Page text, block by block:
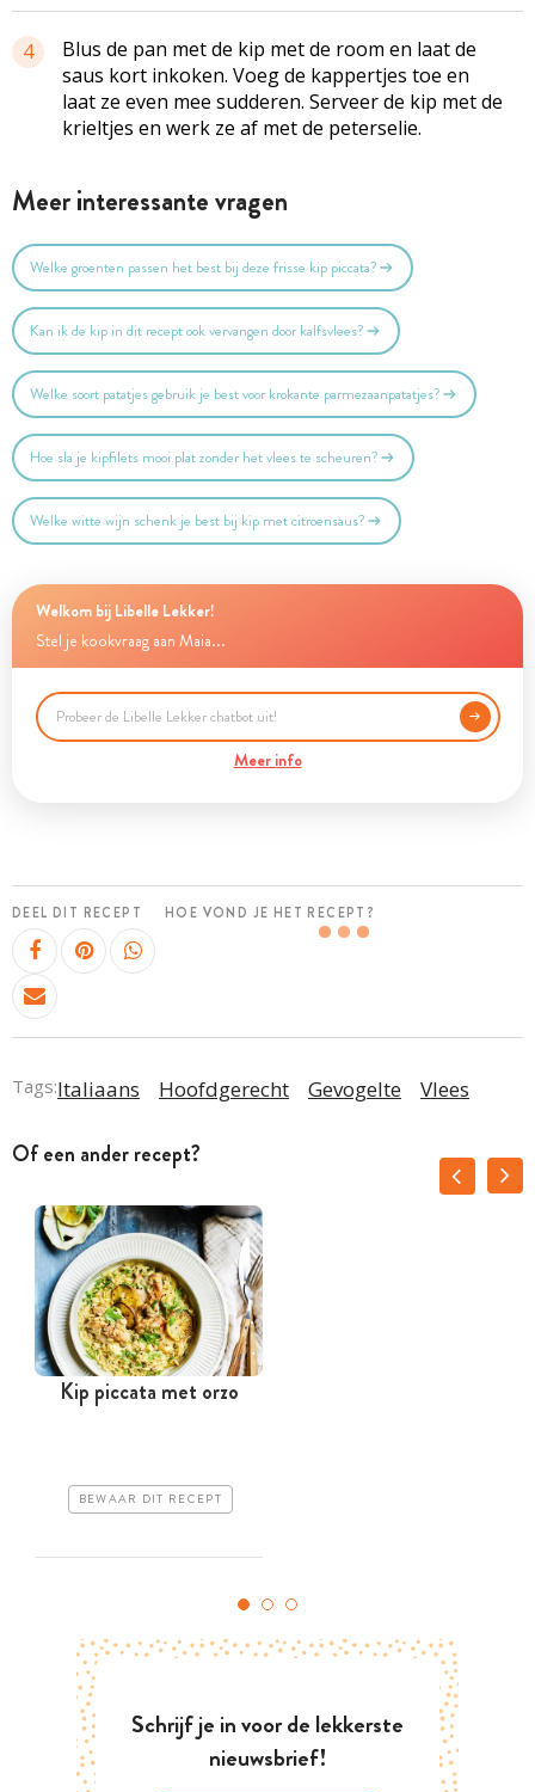
4
Blus de pan met de kip met de room en laat de
saus kort inkoken. Voeg de kappertjes toe en
laat ze even mee sudderen. Serveer de kip met de
krieltjes en werk ze af met de peterselie.
Meer interessante vragen
Welke groenten passen het best bij deze frisse kip piccata?
Kan ik de kip in dit recept ook vervangen door kalfsvlees?
Welke soort patatjes gebruik je best voor krokante parmezaanpatatjes?
Hoe sla je kipfilets mooi plat zonder het vlees te scheuren?
Welke witte wijn schenk je best bij kip met citroensaus?
Welkom bij Libelle Lekker!
Stel je kookvraag aan Maia...
Meer info
DEEL DIT RECEPT HOE VOND JE HET RECEPT?
Tags:Italiaans Hoofdgerecht Gevogelte Vlees
Of een ander recept?
Kip piccata met orzo
BEWAAR DIT RECEPT
Schrijf je in voor de lekkerste
nieuwsbrief!